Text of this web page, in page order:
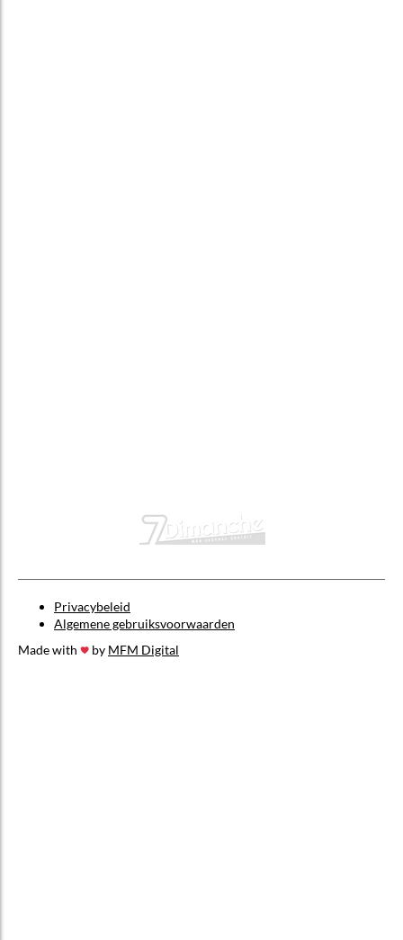
Privacybeleid
Algemene gebruiksvoorwaarden
Made with
by MFM Digital